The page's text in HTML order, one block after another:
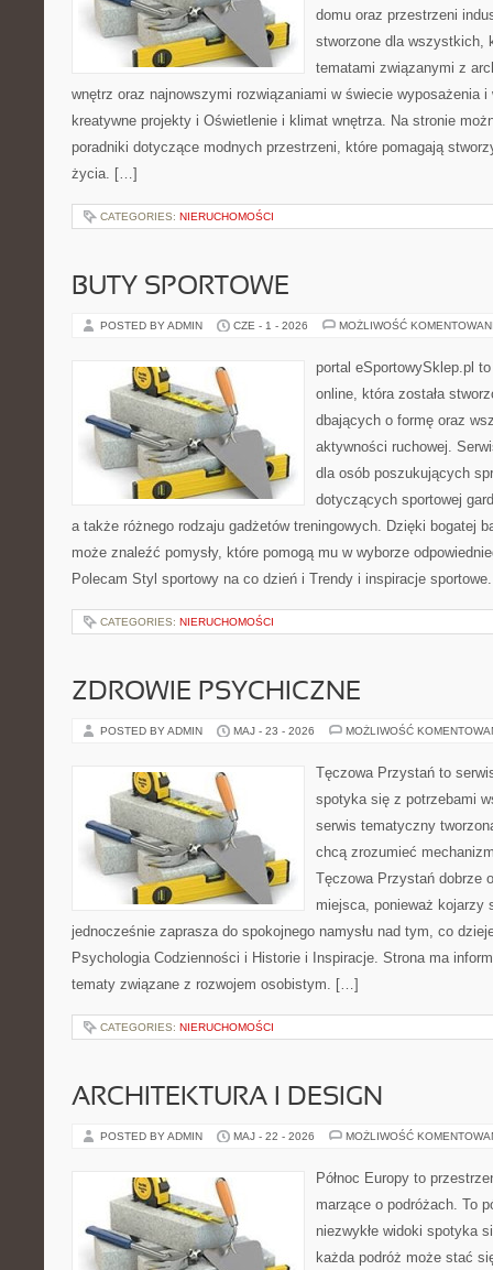
domu oraz przestrzeni
stworzone dla wszystkich,
tematami związanymi z
wnętrz oraz najnowszymi rozwiązaniami w świecie wyposażenia
kreatywne projekty i Oświetlenie i klimat wnętrza. Na stronie
poradniki dotyczące modnych przestrzeni, które pomagają
życia. […]
CATEGORIES: NIERUCHOMOŚCI
BUTY SPORTOWE
POSTED BY ADMIN CZE - 1 - 2026 MOŻLIWOŚĆ
portal eSportowySklep.pl
online, która została
dbających o formę oraz
aktywności ruchowej.
dla osób poszukujących
dotyczących sportowej
a także różnego rodzaju gadżetów treningowych. Dzięki bogatej
może znaleźć pomysły, które pomogą mu w wyborze
Polecam Styl sportowy na co dzień i Trendy i inspiracje
CATEGORIES: NIERUCHOMOŚCI
ZDROWIE PSYCHICZNE
POSTED BY ADMIN MAJ - 23 - 2026 MOŻLIWOŚĆ
Tęczowa Przystań to
spotyka się z potrzebami
serwis tematyczny
chcą zrozumieć
Tęczowa Przystań dobrze
miejsca, ponieważ kojarzy
jednocześnie zaprasza do spokojnego namysłu nad tym, co
Psychologia Codzienności i Historie i Inspiracje. Strona ma
tematy związane z rozwojem osobistym. […]
CATEGORIES: NIERUCHOMOŚCI
ARCHITEKTURA I DESIGN
POSTED BY ADMIN MAJ - 22 - 2026 MOŻLIWOŚĆ
Północ Europy to
marzące o podróżach. To
niezwykłe widoki spotyka
każda podróż może stać